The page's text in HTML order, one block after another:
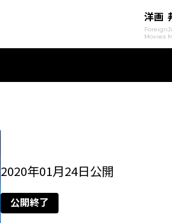
洋画
Foreign
Movies
2020年01月24日公開
公開終了